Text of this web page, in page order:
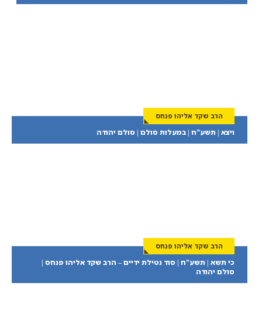
הרב שקד אליהו פנחס
ויצא | תשע”ח | במעלות סולם | סולם יהודה
הרב שקד אליהו פנחס
כי תשא | תשע”ח | סוד נטילת ידיים – הרב שקד אליהו פנחס |
סולם יהודה